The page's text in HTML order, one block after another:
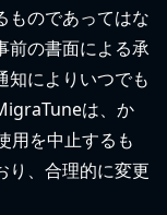
ものであってはな
前の書面による承
知によりいつでも
は、か
用を中止するも
り、合理的に変更